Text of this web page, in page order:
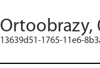
Ortoobrazy,
13639d51-1765-11e6-